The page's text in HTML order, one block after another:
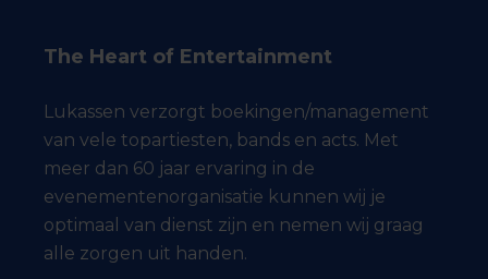
The Heart of Entertainment
Lukassen verzorgt boekingen/management
van vele topartiesten, bands en acts. Met
meer dan 60 jaar ervaring in de
evenementenorganisatie kunnen wij je
optimaal van dienst zijn en nemen wij graag
alle zorgen uit handen.